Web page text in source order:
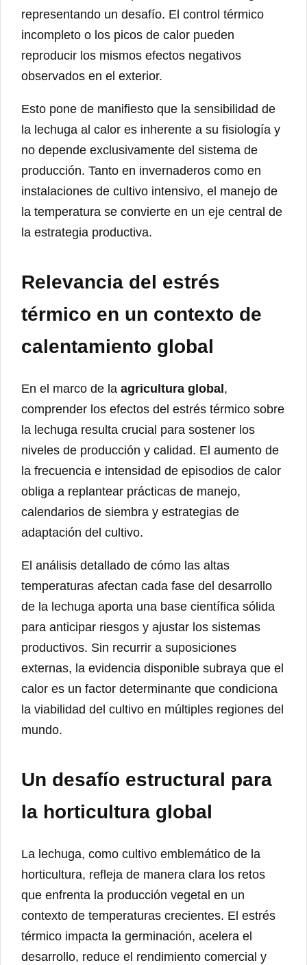
representando un desafío. El control térmico
incompleto o los picos de calor pueden
reproducir los mismos efectos negativos
observados en el exterior.
Esto pone de manifiesto que la sensibilidad de
la lechuga al calor es inherente a su fisiología y
no depende exclusivamente del sistema de
producción. Tanto en invernaderos como en
instalaciones de cultivo intensivo, el manejo de
la temperatura se convierte en un eje central de
la estrategia productiva.
Relevancia del estrés
térmico en un contexto de
calentamiento global
En el marco de la agricultura global ,
comprender los efectos del estrés térmico sobre
la lechuga resulta crucial para sostener los
niveles de producción y calidad. El aumento de
la frecuencia e intensidad de episodios de calor
obliga a replantear prácticas de manejo,
calendarios de siembra y estrategias de
adaptación del cultivo.
El análisis detallado de cómo las altas
temperaturas afectan cada fase del desarrollo
de la lechuga aporta una base científica sólida
para anticipar riesgos y ajustar los sistemas
productivos. Sin recurrir a suposiciones
externas, la evidencia disponible subraya que el
calor es un factor determinante que condiciona
la viabilidad del cultivo en múltiples regiones del
mundo.
Un desafío estructural para
la horticultura global
La lechuga, como cultivo emblemático de la
horticultura, refleja de manera clara los retos
que enfrenta la producción vegetal en un
contexto de temperaturas crecientes. El estrés
térmico impacta la germinación, acelera el
desarrollo, reduce el rendimiento comercial y